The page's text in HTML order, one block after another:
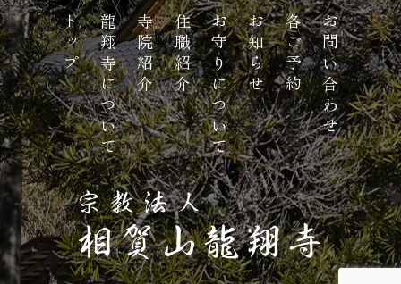
お問い合わせ
各ご予約
お知らせ
お守りについて
住職紹介
寺院紹介
龍翔寺について
トップ